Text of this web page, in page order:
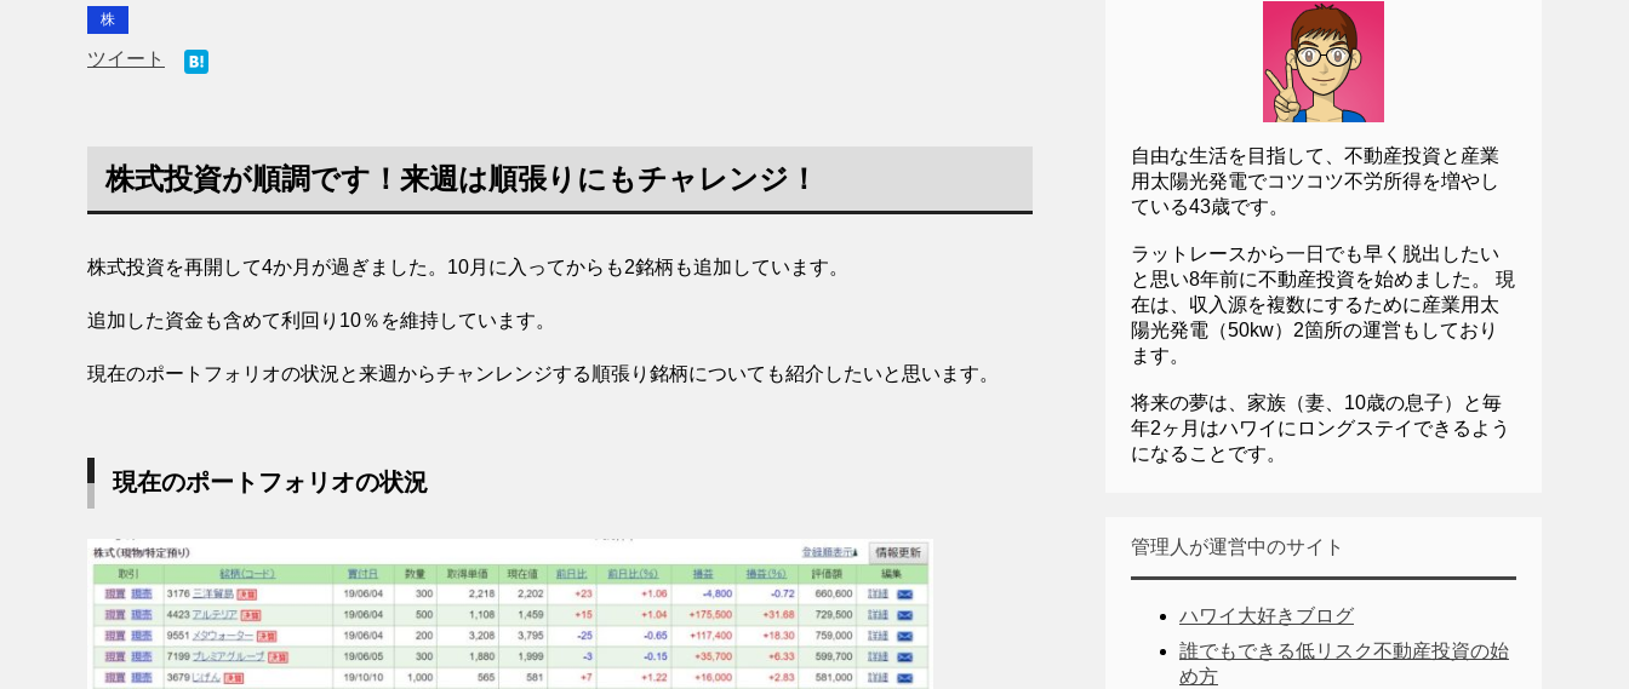
株
ツイート
株式投資が順調です！来週は順張りにもチャレンジ！
株式投資を再開して4か月が過ぎました。10月に入ってからも2銘柄も追加しています。
追加した資金も含めて利回り10％を維持しています。
現在のポートフォリオの状況と来週からチャンレンジする順張り銘柄についても紹介したいと思います。
現在のポートフォリオの状況
自由な生活を目指して、不動産投資と産業
用太陽光発電でコツコツ不労所得を増やし
ている43歳です。
ラットレースから一日でも早く脱出したい
と思い8年前に不動産投資を始めました。 現
在は、収入源を複数にするために産業用太
陽光発電（50kw）2箇所の運営もしており
ます。
将来の夢は、家族（妻、10歳の息子）と毎
年2ヶ月はハワイにロングステイできるよう
になることです。
管理人が運営中のサイト
ハワイ大好きブログ
誰でもできる低リスク不動産投資の始
め方